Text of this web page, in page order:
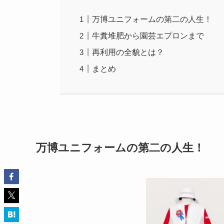
万博ユニフォームの第二の人生！
牛糞堆肥から園芸エプロンまで
再利用の全貌とは？
まとめ
万博ユニフォームの第二の人生！